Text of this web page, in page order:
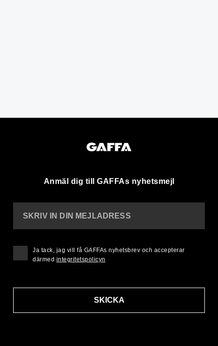
Anmäl dig till GAFFAs nyhetsmejl
SKRIV IN DIN MEJLADRESS
SKICKA
Ja tack, jag vill få GAFFAs nyhetsbrev och accepterar
därmed integritetspolicyn